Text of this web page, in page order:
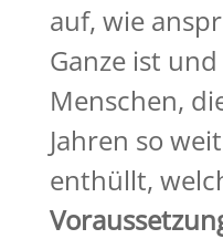
auf, wie
Ganze ist
Menschen,
Jahren so
enthüllt,